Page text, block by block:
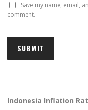
Save my name, email,
comment.
Indonesia Inflation